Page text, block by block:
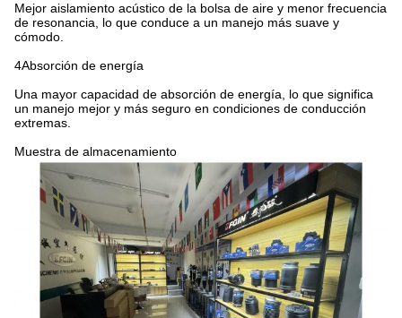
Mejor aislamiento acústico de la bolsa de aire y menor frecuencia
de resonancia, lo que conduce a un manejo más suave y
cómodo.
4Absorción de energía
Una mayor capacidad de absorción de energía, lo que significa
un manejo mejor y más seguro en condiciones de conducción
extremas.
Muestra de almacenamiento